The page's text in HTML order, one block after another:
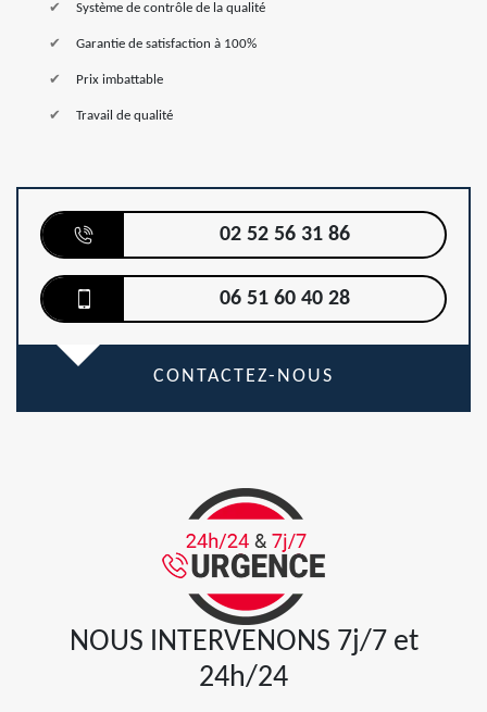
Système de contrôle de la qualité
Garantie de satisfaction à 100%
Prix imbattable
Travail de qualité
02 52 56 31 86
06 51 60 40 28
CONTACTEZ-NOUS
NOUS INTERVENONS 7j/7 et
24h/24